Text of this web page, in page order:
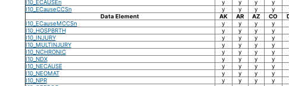
I10_ECAUSEn
y y y y
I10_ECauseCCSn
y y y y
Data Element
AK AR AZ CO
I10_ECauseMCCSn
y y y y
I10_HOSPBRTH
y y y y
I10_INJURY
y y y y
I10_MULTINJURY
y y y y
I10_NCHRONIC
y y y y
I10_NDX
y y y y
I10_NECAUSE
y y y y
I10_NEOMAT
y y y y
I10_NPR
y y y y